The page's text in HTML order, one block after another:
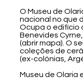
O Museu de
nacional no que
Ocupa o edifício
Benevides
(abrir mapa). O
coleções de
(ex-colónias,
Museu de Olaria